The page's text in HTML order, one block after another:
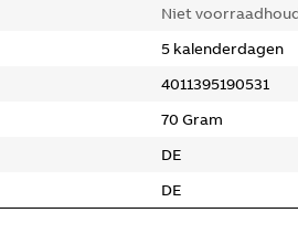
Niet
5 kalenderdagen
4011395190531
70 Gram
DE
DE